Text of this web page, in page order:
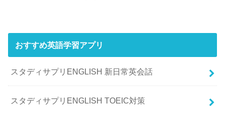
おすすめ英語学習アプリ
スタディサプリENGLISH 新日常英会話
スタディサプリENGLISH TOEIC対策